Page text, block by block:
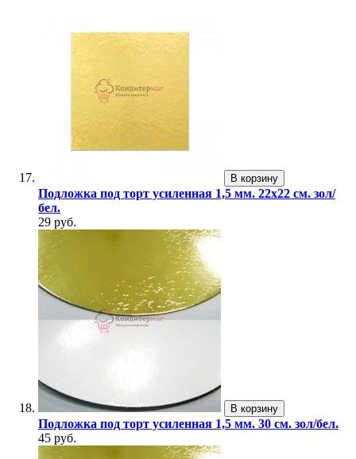
В корзину
Подложка под торт усиленная 1,5 мм. 22х22 см. зол/
бел.
29 руб.
В корзину
Подложка под торт усиленная 1,5 мм. 30 см. зол/бел.
45 руб.